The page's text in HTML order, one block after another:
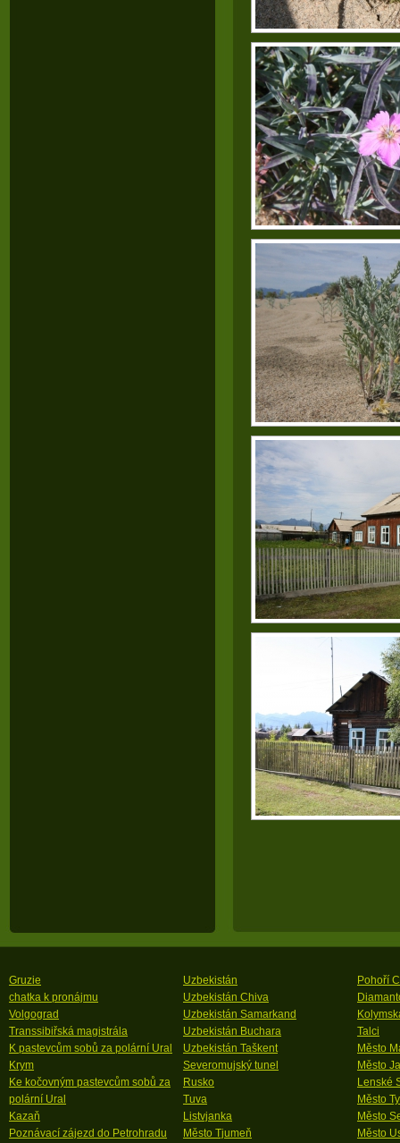
Gruzie
chatka k pronájmu
Volgograd
Transsibiřská magistrála
K pastevcům sobů za polární Ural
Krym
Ke kočovným pastevcům sobů za
polární Ural
Kazaň
Poznávací zájezd do Petrohradu
Uzbekistán
Uzbekistán Chiva
Uzbekistán Samarkand
Uzbekistán Buchara
Uzbekistán Taškent
Severomujský tunel
Rusko
Tuva
Listvjanka
Město Tjumeň
Pohoří
Talci
Město
Město
Lenské
Město
Město
Město